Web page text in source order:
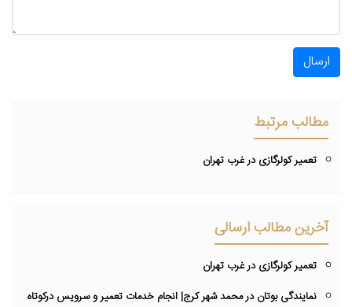
ارسال
مطالب مرتبط
تعمیر کولرگازی در غرب تهران
آخرین مطالب ارسالی
تعمیر کولرگازی در غرب تهران
نمایندگی بوتان در محمد شهر کرج| انجام خدمات تعمیر و سرویس درکوتاه